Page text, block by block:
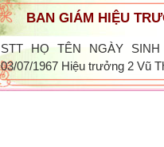
BAN GIÁM HIỆU
STT HỌ TÊN NGÀY
03/07/1967 Hiệu trưởng 2 Vũ